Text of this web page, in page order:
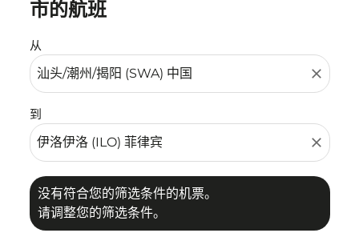
市的航班
从
close
到
close
没有符合您的筛选条件的机票。
请调整您的筛选条件。